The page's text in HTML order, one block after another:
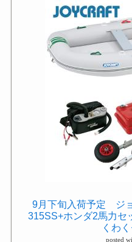
9月下旬入荷予定 ジ
315SS+ホンダ2馬力セ
くわ
posted